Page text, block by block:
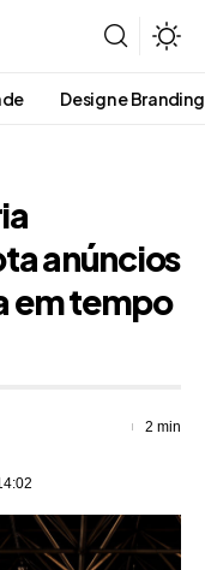
Design e Branding
anúncios
em tempo
2 min